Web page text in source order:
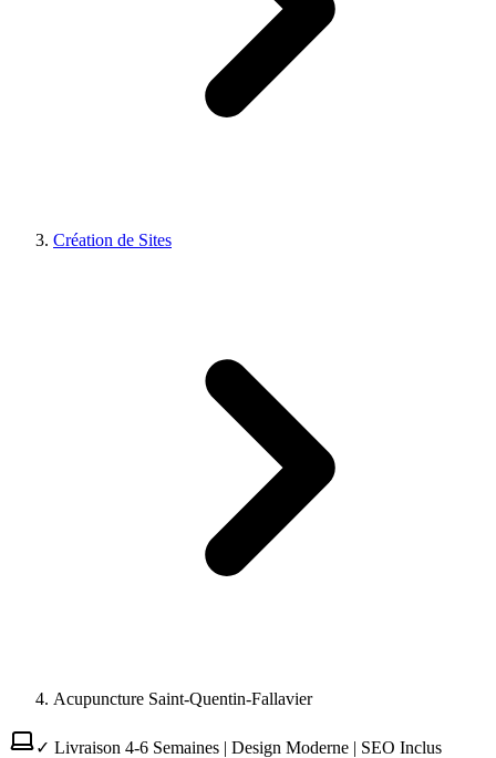
Création de Sites
Acupuncture Saint-Quentin-Fallavier
✓ Livraison 4-6 Semaines | Design Moderne | SEO Inclus